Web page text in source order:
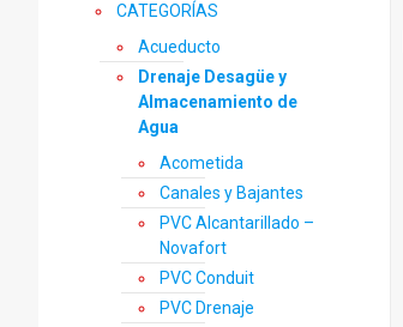
CATEGORÍAS
Acueducto
Drenaje Desagüe y
Almacenamiento de
Agua
Acometida
Canales y Bajantes
PVC Alcantarillado –
Novafort
PVC Conduit
PVC Drenaje